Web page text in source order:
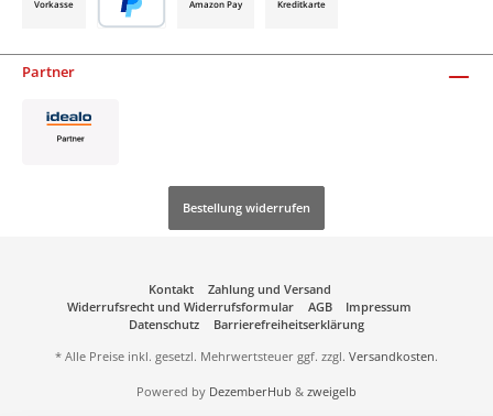
Vorkasse Amazon Pay Kreditkarte
Partner
Bestellung widerrufen
Kontakt
Zahlung und Versand
Widerrufsrecht und Widerrufsformular
AGB
Impressum
Datenschutz
Barrierefreiheitserklärung
* Alle Preise inkl. gesetzl. Mehrwertsteuer ggf. zzgl. Versandkosten.
Powered by DezemberHub & zweigelb